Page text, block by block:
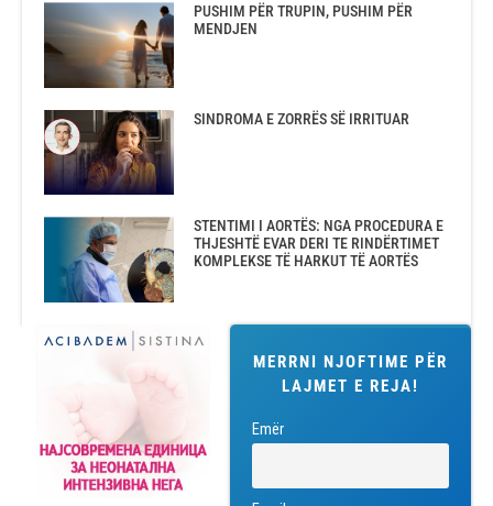
PUSHIM PËR TRUPIN, PUSHIM PËR
MENDJEN
SINDROMA E ZORRËS SË IRRITUAR
STENTIMI I AORTËS: NGA PROCEDURA E
THJESHTË EVAR DERI TE RINDËRTIMET
KOMPLEKSE TË HARKUT TË AORTËS
MERRNI NJOFTIME PËR
LAJMET E REJA!
Emër